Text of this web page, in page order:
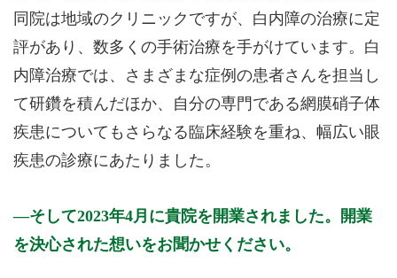
同院は地域のクリニックですが、白内障の治療に定
評があり、数多くの手術治療を手がけています。白
内障治療では、さまざまな症例の患者さんを担当し
て研鑽を積んだほか、自分の専門である網膜硝子体
疾患についてもさらなる臨床経験を重ね、幅広い眼
疾患の診療にあたりました。
そして2023年4月に貴院を開業されました。開業
を決心された想いをお聞かせください。